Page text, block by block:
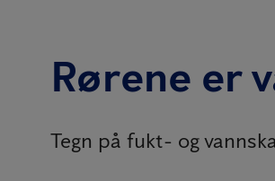
Rørene er
Tegn på fukt- og